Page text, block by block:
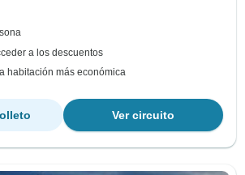
a los descuentos
habitación más económica
Ver circuito